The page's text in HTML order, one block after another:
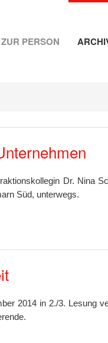
ZUR PERSON
Dr. Nina
Süd, unterwegs.
2014 in 2./3. Lesung